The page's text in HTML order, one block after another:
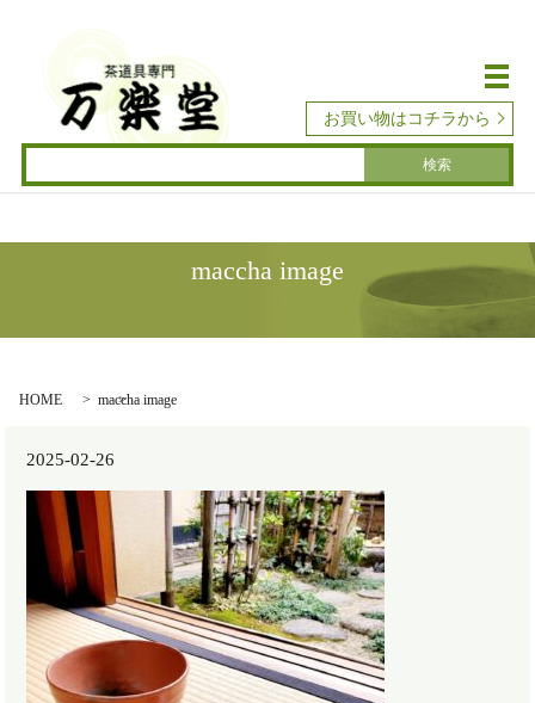
メ
お買い物はコチラから
maccha image
HOME maccha image
2025-02-26